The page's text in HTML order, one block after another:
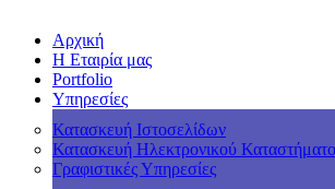
Αρχική
Η Εταιρία μας
Portfolio
Υπηρεσίες
Κατασκευή Ιστοσελίδων
Κατασκευή Ηλεκτρονικού
Γραφιστικές Υπηρεσίες